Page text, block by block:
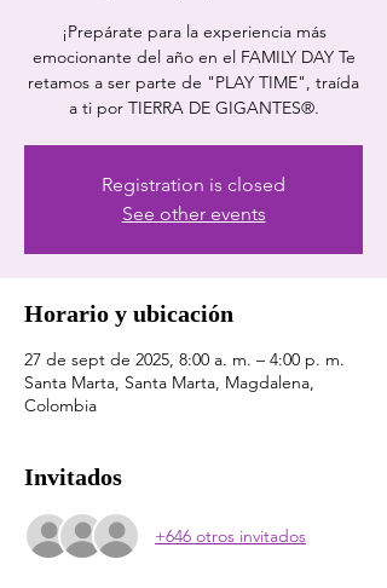
¡Prepárate para la experiencia más
emocionante del año en el FAMILY DAY Te
retamos a ser parte de "PLAY TIME", traída
a ti por TIERRA DE GIGANTES®.
Registration is closed
See other events
Horario y ubicación
27 de sept de 2025, 8:00 a. m. – 4:00 p. m.
Santa Marta, Santa Marta, Magdalena,
Colombia
Invitados
+646 otros invitados